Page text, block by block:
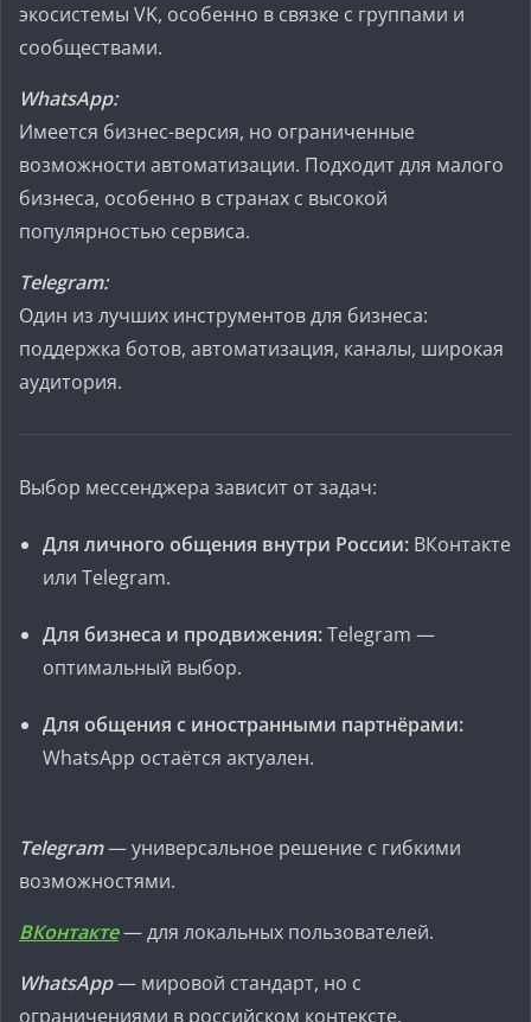
экосистемы VK, особенно в связке с группами и
сообществами.
WhatsApp:
Имеется бизнес-версия, но ограниченные
возможности автоматизации. Подходит для малого
бизнеса, особенно в странах с высокой
популярностью сервиса.
Telegram:
Один из лучших инструментов для бизнеса:
поддержка ботов, автоматизация, каналы, широкая
аудитория.
Выбор мессенджера зависит от задач:
Для личного общения внутри России: ВКонтакте
или Telegram.
Для бизнеса и продвижения:Telegram —
оптимальный выбор.
Для общения с иностранными партнёрами:
WhatsApp остаётся актуален.
Telegram— универсальное решение с гибкими
возможностями.
ВКонтакте— для локальных пользователей.
WhatsApp— мировой стандарт, но с
ограничениями в российском контексте.